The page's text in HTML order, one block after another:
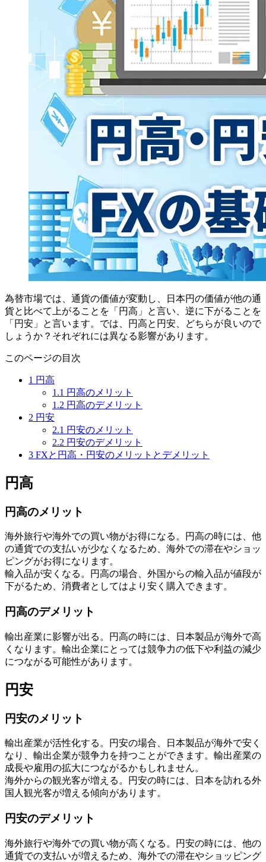
為替市場では、通貨の価値が変動し、日本円の価値が他の通
貨と比べて上がることを「円高」と言い、逆に下がることを
「円安」と言います。では、円高と円安、どちらが良いので
しょうか？それぞれには異なる影響があります。
このページの目次
1 円高
1.1 円高のメリット
1.2 円高のデメリット
2 円安
2.1 円安のメリット
2.2 円安のデメリット
3 FXと円高・円安のメリットとデメリット
円高
円高のメリット
海外旅行や海外での買い物がお得になる。円高の時には、他
の通貨での支払いが少なくなるため、海外での滞在やショッ
ピングがお得になります。
輸入品が安くなる。円高の場合、外国からの輸入品が値段が
下がるため、消費者としてはより安く購入できます。
円高のデメリット
輸出産業に影響が出る。円高の時には、日本製品が海外で高
くなります。輸出企業にとっては競争力の低下や利益の減少
につながる可能性があります。
円安
円安のメリット
輸出産業が活性化する。円安の場合、日本製品が海外で安く
なり、輸出企業が競争力を持つことができます。輸出産業の
成長や雇用の拡大につながるかもしれません。
海外からの観光客が増える。円安の時には、日本を訪れる外
国人観光客が増える傾向があります。
円安のデメリット
海外旅行や海外での買い物が高くなる。円安の時には、他の
通貨での支払いが増えるため、海外での滞在やショッピング